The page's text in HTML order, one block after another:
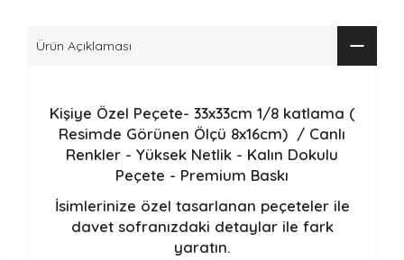
Ürün Açıklaması
Kişiye Özel Peçete- 33x33cm 1/8 katlama (
Resimde Görünen Ölçü 8x16cm) / Canlı
Renkler - Yüksek Netlik - Kalın Dokulu
Peçete - Premium Baskı
İsimlerinize özel tasarlanan peçeteler ile
davet sofranızdaki detaylar ile fark
yaratın.